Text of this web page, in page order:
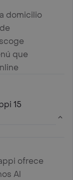
domicilio
que
15
ofrece
Al